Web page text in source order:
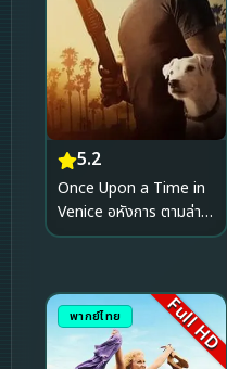
5.2
Once Upon a Time in
Venice อหังการ ตามล่า
กลางกรุงเวนิส (2017)
พากย์ไทย Full HD